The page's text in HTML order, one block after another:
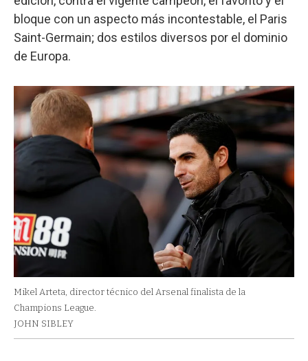
bloque con un aspecto más incontestable, el Paris
Saint-Germain; dos estilos diversos por el dominio
de Europa.
Mikel Arteta, director técnico del Arsenal finalista de la
Champions League.
JOHN SIBLEY